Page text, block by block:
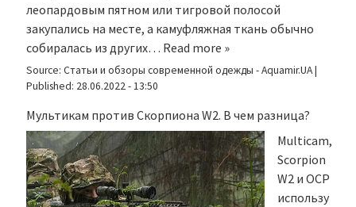
леопардовым пятном или тигровой полосой
закупались на месте, а камуфляжная ткань обычно
собиралась из других… Read more »
Source: Статьи и обзоры современной одежды - Aquamir.UA|
Published: 28.06.2022 - 13:50
Мультикам против Скорпиона W2. В чем разница?
Multicam,
Scorpion
W2 и OCP
использу